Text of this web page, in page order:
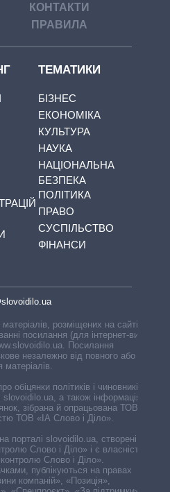
КОНТАКТИ
ПРАВИЛА
ТЕМАТИКИ
БІЗНЕС
ЕКОНОМІКА
КУЛЬТУРА
НАУКА
НАЦІОНАЛЬНА
БЕЗПЕКА
ПОЛІТИКА
ПРАВО
СУСПІЛЬСТВО
ФІНАНСИ
розміщених на сайті,
посилання (для інтернет-видань
Посилання
незалежно від повного або
обіцянки політиків і чиновників,
а також інформація про
зібрана й опрацьована ТОВ «ІА
ТОВ «ІА Слово і Діло».
порталі slovoidilo.ua, створені ГО
Слово і Діло» і є власністю
Слово і Діло».
публікуються на правах
компаній», «Позиція»,